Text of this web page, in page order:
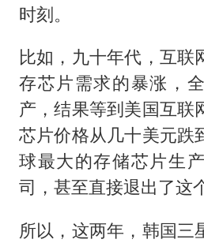
时刻。
比如，九十年代，互联
存芯片需求的暴涨，
产，结果等到美国互联
芯片价格从几十美元跌
球最大的存储芯片生
司，甚至直接退出了这
所以，这两年，韩国三